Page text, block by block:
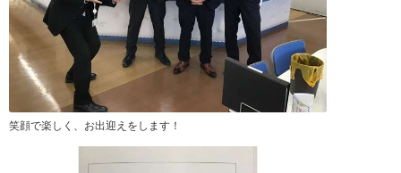
笑顔で楽しく、お出迎えをします！